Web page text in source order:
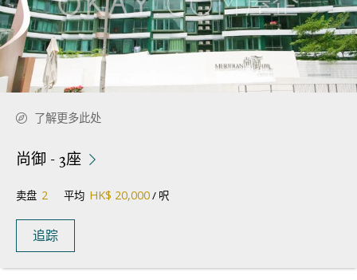
了解更多此处
尚御 - 3座
卖盘 2 平均 HK$ 20,000/ 呎
追踪